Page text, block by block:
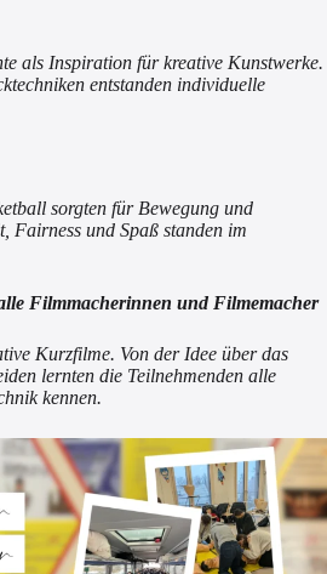
als Inspiration für kreative Kunstwerke.
entstanden individuelle
sorgten für Bewegung und
Fairness und Spaß standen im
Filmmacherinnen und Filmemacher
Kurzfilme. Von der Idee über das
lernten die Teilnehmenden alle
kennen.